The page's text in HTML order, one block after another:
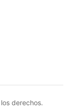
derechos.